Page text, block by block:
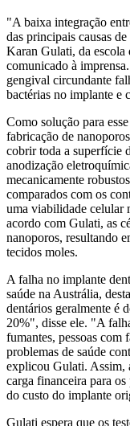
"A baixa integração
das principais causas
Karan Gulati, da escola
comunicado à
gengival circundante
bactérias no implante e
Como solução para
fabricação de
cobrir toda a superfície
anodização
mecanicamente
comparados com os
uma viabilidade celular
acordo com Gulati, as
nanoporos, resultando
tecidos moles.
A falha no implante
saúde na Austrália,
dentários geralmente é
20%", disse ele. "A
fumantes, pessoas com
problemas de saúde
explicou Gulati. Assim,
carga financeira para os
do custo do implante
Gulati espera que os